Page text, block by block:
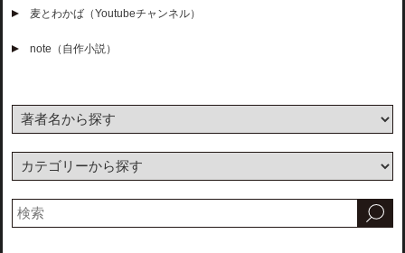
麦とわかば（Youtubeチャンネル）
note（自作小説）